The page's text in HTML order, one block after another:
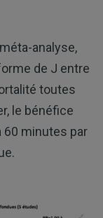
analyse,
de J entre
toutes
le bénéfice
60 minutes par